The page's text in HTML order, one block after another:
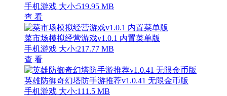
手机游戏 大小:519.95 MB
查 看
菜市场模拟经营游戏v1.0.1 内置菜单版
手机游戏 大小:217.77 MB
查 看
英雄防御奇幻塔防手游推荐v1.0.41 无限金币版
手机游戏 大小:111.5 MB